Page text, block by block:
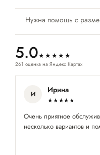
Нужна помощь с
5.0★★★★★
261 оценка на Яндекс Картах
И Ирина
★★★★★
Очень приятное
несколько вариантов и